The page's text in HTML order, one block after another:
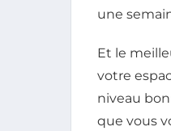
une
Et le
votre
niveau
que vous